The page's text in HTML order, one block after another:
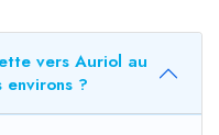
vers Auriol au
?